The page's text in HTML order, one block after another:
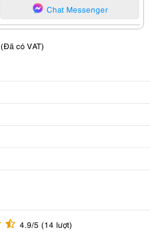
Chat Messenger
(Đã có VAT)
4.9/5 (14 lượt)